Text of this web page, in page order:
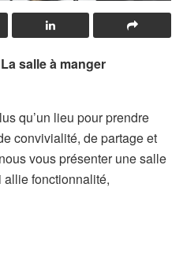
salle à manger
qu’un lieu pour prendre
convivialité, de partage et
vous présenter une salle
fonctionnalité,